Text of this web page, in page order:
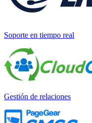
Soporte en tiempo real
Gestión de relaciones